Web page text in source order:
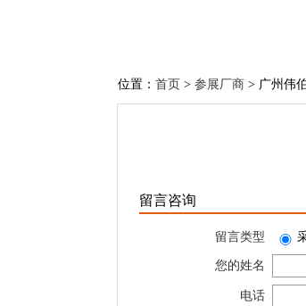
位置： 首页 > 参展厂商 > 广州伟
留言咨询
留言类型
您的姓名
电话